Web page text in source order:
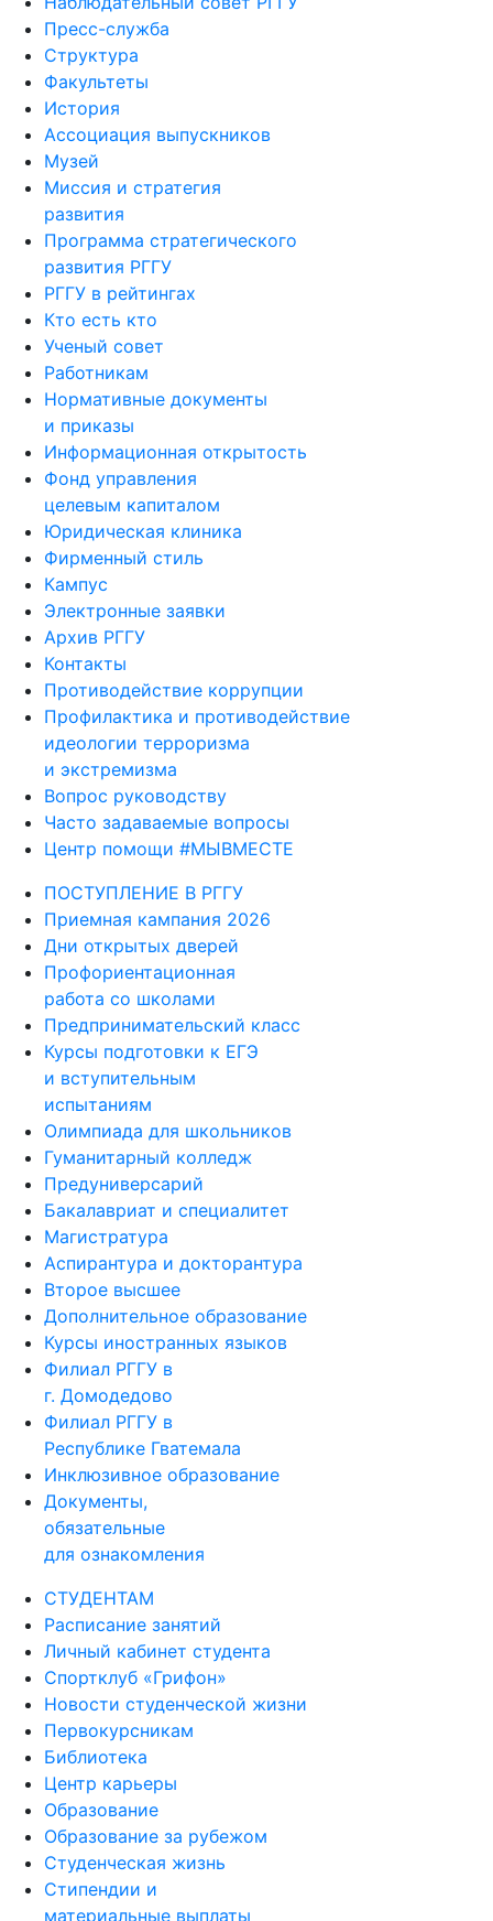
Пресс-служба
Структура
Факультеты
История
Ассоциация выпускников
Музей
Миссия и стратегия
развития
Программа стратегического
развития РГГУ
РГГУ в рейтингах
Кто есть кто
Ученый совет
Работникам
Нормативные документы
и приказы
Информационная открытость
Фонд управления
целевым капиталом
Юридическая клиника
Фирменный стиль
Кампус
Электронные заявки
Архив РГГУ
Контакты
Противодействие коррупции
Профилактика и противодействие
идеологии терроризма
и экстремизма
Вопрос руководству
Часто задаваемые вопросы
Центр помощи #МЫВМЕСТЕ
ПОСТУПЛЕНИЕ В РГГУ
Приемная кампания 2026
Дни открытых дверей
Профориентационная
работа со школами
Предпринимательский класс
Курсы подготовки к ЕГЭ
и вступительным
испытаниям
Олимпиада для школьников
Гуманитарный колледж
Предуниверсарий
Бакалавриат и специалитет
Магистратура
Аспирантура и докторантура
Второе высшее
Дополнительное образование
Курсы иностранных языков
Филиал РГГУ в
г. Домодедово
Филиал РГГУ в
Республике Гватемала
Инклюзивное образование
Документы,
обязательные
для ознакомления
СТУДЕНТАМ
Расписание занятий
Личный кабинет студента
Спортклуб «Грифон»
Новости студенческой жизни
Первокурсникам
Библиотека
Центр карьеры
Образование
Образование за рубежом
Студенческая жизнь
Стипендии и
материальные выплаты